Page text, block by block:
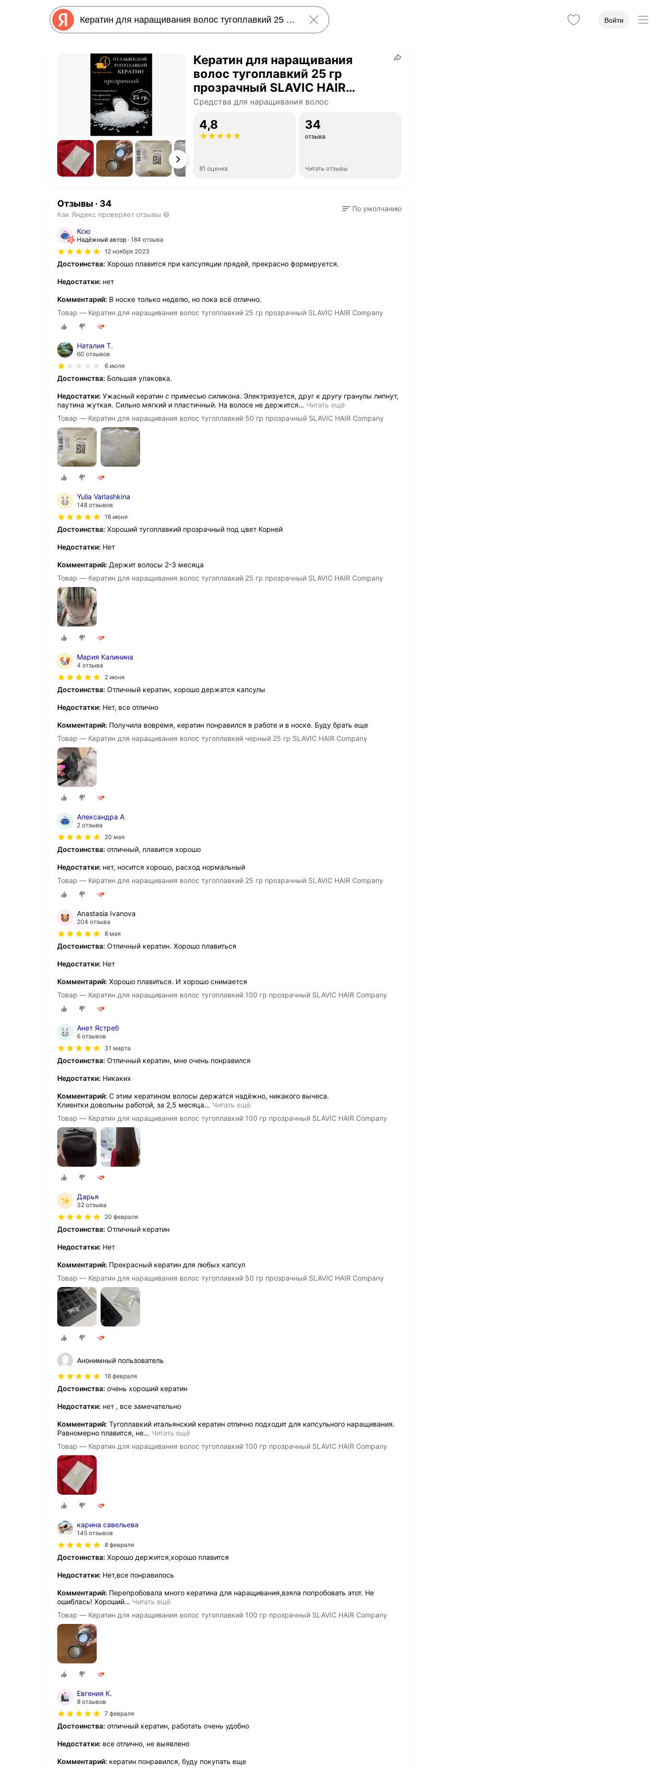
Войти
Кератин для наращивания
волос тугоплавкий 25 гр
прозрачный SLAVIC HAIR
Company
Средства для наращивания волос
4,8
81 оценка
34
отзыва
Читать отзывы
Отзывы · 34
Как Яндекс проверяет отзывы
По умолчанию
Ксю
Надёжный автор 184 отзыва
12 ноября 2023
Достоинства: Хорошо плавится при капсуляции прядей, прекрасно формируется.
Недостатки: нет
Комментарий: В носке только неделю, но пока всё отлично.
Товар — Кератин для наращивания волос тугоплавкий 25 гр прозрачный SLAVIC HAIR Company
Наталия Т.
60 отзывов
6 июля
Достоинства: Большая упаковка.
Недостатки: Ужасный кератин с примесью силикона. Электризуется, друг к другу гранулы липнут,
паутина жуткая. Сильно мягкий и пластичный. На волосе не держится… Читать ещё
Товар — Кератин для наращивания волос тугоплавкий 50 гр прозрачный SLAVIC HAIR Company
Yulia Varlashkina
148 отзывов
18 июня
Достоинства: Хороший тугоплавкий прозрачный под цвет Корней
Недостатки: Нет
Комментарий: Держит волосы 2-3 месяца
Товар — Кератин для наращивания волос тугоплавкий 25 гр прозрачный SLAVIC HAIR Company
Мария Калинина
4 отзыва
2 июня
Достоинства: Отличный кератин, хорошо держатся капсулы
Недостатки: Нет, все отлично
Комментарий: Получила вовремя, кератин понравился в работе и в носке. Буду брать еще
Товар — Кератин для наращивания волос тугоплавкий черный 25 гр SLAVIC HAIR Company
Александра А
2 отзыва
20 мая
Достоинства: отличный, плавится хорошо
Недостатки: нет, носится хорошо, расход нормальный
Товар — Кератин для наращивания волос тугоплавкий 25 гр прозрачный SLAVIC HAIR Company
Anastasia Ivanova
204 отзыва
8 мая
Достоинства: Отличный кератин. Хорошо плавиться
Недостатки: Нет
Комментарий: Хорошо плавиться. И хорошо снимается
Товар — Кератин для наращивания волос тугоплавкий 100 гр прозрачный SLAVIC HAIR Company
Анет Ястреб
6 отзывов
31 марта
Достоинства: Отличный кератин, мне очень понравился
Недостатки: Никаких
Комментарий: С этим кератином волосы держатся надёжно, никакого вычеса.
Клиентки довольны работой, за 2,5 месяца… Читать ещё
Товар — Кератин для наращивания волос тугоплавкий 100 гр прозрачный SLAVIC HAIR Company
Дарья
32 отзыва
20 февраля
Достоинства: Отличный кератин
Недостатки: Нет
Комментарий: Прекрасный кератин для любых капсул
Товар — Кератин для наращивания волос тугоплавкий 50 гр прозрачный SLAVIC HAIR Company
Анонимный пользователь
16 февраля
Достоинства: очень хороший кератин
Недостатки: нет , все замечательно
Комментарий: Тугоплавкий итальянский кератин отлично подходит для капсульного наращивания.
Равномерно плавится, не… Читать ещё
Товар — Кератин для наращивания волос тугоплавкий 100 гр прозрачный SLAVIC HAIR Company
карина савельева
145 отзывов
8 февраля
Достоинства: Хорошо держится,хорошо плавится
Недостатки: Нет,все понравилось
Комментарий: Перепробовала много кератина для наращивания,взяла попробовать этот. Не
ошиблась! Хороший… Читать ещё
Товар — Кератин для наращивания волос тугоплавкий 100 гр прозрачный SLAVIC HAIR Company
Евгения К.
8 отзывов
7 февраля
Достоинства: отличный кератин, работать очень удобно
Недостатки: все отлично, не выявлено
Комментарий: кератин понравился, буду покупать еще